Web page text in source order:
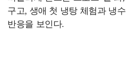
구고, 생애 첫 냉탕 체험과 냉
반응을 보인다.